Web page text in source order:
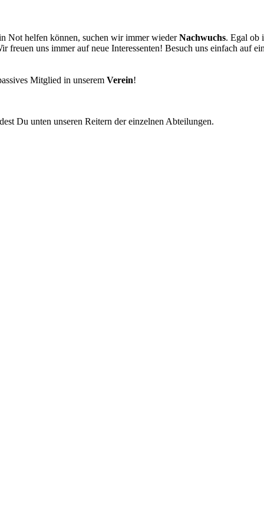
Not helfen können, suchen wir immer wiederNachwuchs. Egal ob
freuen uns immer auf neue Interessenten! Besuch uns einfach auf
Mitglied in unserem Verein!
Du unten unseren Reitern der einzelnen Abteilungen.